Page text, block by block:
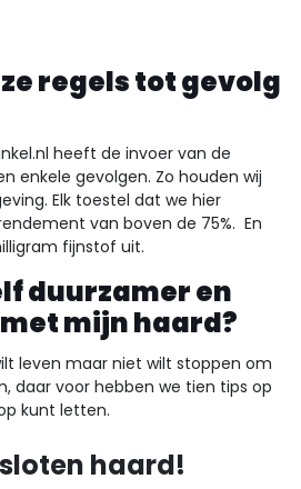
regels tot gevolg
heeft de invoer van de
enkele gevolgen. Zo houden wij
Elk toestel dat we hier
van boven de 75%. En
fijnstof uit.
duurzamer en
mijn haard?
leven maar niet wilt stoppen om
daar voor hebben we tien tips op
kunt letten.
haard!